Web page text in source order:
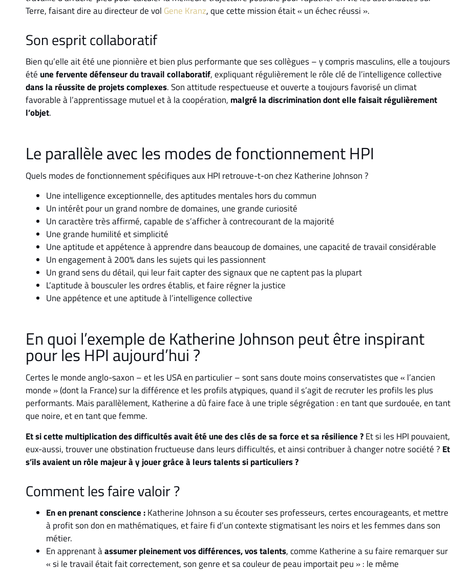
Terre, faisant dire au directeur de vol Gene Kranz, que cette mission était « un échec réussi ».
Son esprit collaboratif
Bien qu’elle ait été une pionnière et bien plus performante que ses collègues – y compris masculins, elle a toujours
été une fervente défenseur du travail collaboratif, expliquant régulièrement le rôle clé de l’intelligence collective
dans la réussite de projets complexes. Son attitude respectueuse et ouverte a toujours favorisé un climat
favorable à l’apprentissage mutuel et à la coopération, malgré la discrimination dont elle faisait régulièrement
l’objet.
Le parallèle avec les modes de fonctionnement HPI
Quels modes de fonctionnement spécifiques aux HPI retrouve-t-on chez Katherine Johnson ?
Une intelligence exceptionnelle, des aptitudes mentales hors du commun
Un intérêt pour un grand nombre de domaines, une grande curiosité
Un caractère très affirmé, capable de s’afficher à contrecourant de la majorité
Une grande humilité et simplicité
Une aptitude et appétence à apprendre dans beaucoup de domaines, une capacité de travail considérable
Un engagement à 200% dans les sujets qui les passionnent
Un grand sens du détail, qui leur fait capter des signaux que ne captent pas la plupart
L’aptitude à bousculer les ordres établis, et faire régner la justice
Une appétence et une aptitude à l’intelligence collective
En quoi l’exemple de Katherine Johnson peut être inspirant
pour les HPI aujourd’hui ?
Certes le monde anglo-saxon – et les USA en particulier – sont sans doute moins conservatistes que « l’ancien
monde » (dont la France) sur la différence et les profils atypiques, quand il s’agit de recruter les profils les plus
performants. Mais parallèlement, Katherine a dû faire face à une triple ségrégation : en tant que surdouée, en tant
que noire, et en tant que femme.
Et si cette multiplication des difficultés avait été une des clés de sa force et sa résilience ?Et si les HPI pouvaient,
eux-aussi, trouver une obstination fructueuse dans leurs difficultés, et ainsi contribuer à changer notre société ? Et
s’ils avaient un rôle majeur à y jouer grâce à leurs talents si particuliers ?
Comment les faire valoir ?
En en prenant conscience :Katherine Johnson a su écouter ses professeurs, certes encourageants, et mettre
à profit son don en mathématiques, et faire fi d’un contexte stigmatisant les noirs et les femmes dans son
métier.
En apprenantàassumer pleinement vos différences, vos talents, comme Katherine a su faire remarquer sur
« si le travail était fait correctement, son genre et sa couleur de peau importait peu » : le même